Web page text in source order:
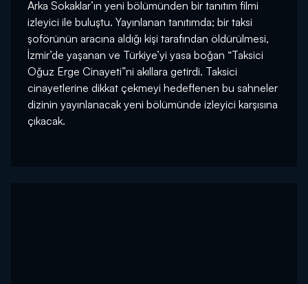
Arka Sokaklar’ın yeni bölümünden bir tanıtım filmi
izleyici ile buluştu. Yayınlanan tanıtımda; bir taksi
şoförünün aracına aldığı kişi tarafından öldürülmesi,
İzmir’de yaşanan ve Türkiye’yi yasa boğan “Taksici
Oğuz Erge Cinayeti”ni akıllara getirdi. Taksici
cinayetlerine dikkat çekmeyi hedeflenen bu sahneler
dizinin yayınlanacak yeni bölümünde izleyici karşısına
çıkacak.